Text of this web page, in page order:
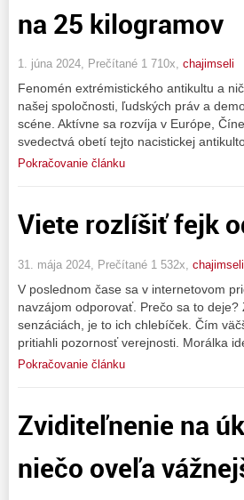
na 25 kilogramov
1. júna 2024, Prečítané 1 710x, chajimseli
Fenomén extrémistického antikultu a
našej spoločnosti, ľudských práv a
scéne. Aktívne sa rozvíja v Európe,
svedectvá obetí tejto nacistickej
Pokračovanie článku
Viete rozlíšiť fejk
31. mája 2024, Prečítané 1 532x, chajimseli
V poslednom čase sa v internetovom
navzájom odporovať. Prečo sa to
senzáciách, je to ich chlebíček. Čím
pritiahli pozornosť verejnosti. Morálka
Pokračovanie článku
Zviditeľnenie na
niečo oveľa